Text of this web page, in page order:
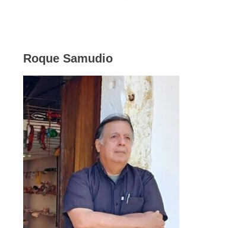
Roque Samudio